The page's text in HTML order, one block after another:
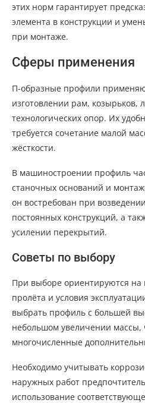
этих норм гарантирует
элемента в конструкции и
при монтаже.
Сферы применения
П-образные профили
изготовлении рам,
технологических опор. Их
требуется сочетание малой
жёсткости.
В машиностроении профиль
станочных оснований и
он востребован при
постоянных конструкций, а
усилении перекрытий.
Советы по выбору
При выборе ориентируются на
пролёта и условия
выбрать профиль с большей
небольшом увеличении
многочисленные
Необходимо учитывать
наружных работ
использование